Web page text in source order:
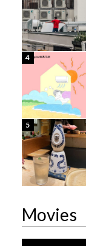
4
5
Movies